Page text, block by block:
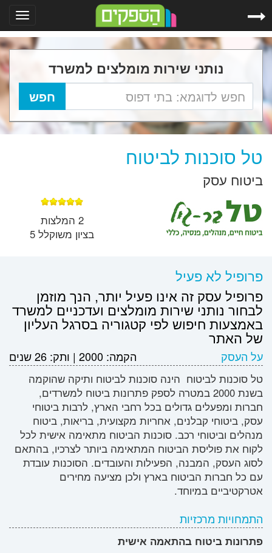
נותני שירות מומלצים למשרד
טל סוכנות לביטוח
ביטוח עסק
2 המלצות
בציון משוקלל 5
פרופיל לא פעיל
פרופיל עסק זה אינו פעיל יותר, הנך מוזמן
לבחור נותני שירות מומלצים ועדכניים למשרד
באמצעות חיפוש לפי קטגוריה בסרגל העליון
של האתר
על העסק הקמה: 2000
| ותק: 26 שנים
טל סוכנות לביטוח הינה סוכנות לביטוח ותיקה שהוקמה
בשנת 2000 במטרה לספק פתרונות ביטוח למשרדים,
חברות ומפעלים גדולים בכל רחבי הארץ, לרבות ביטוחי
עסק, ביטוחי קבלנים, אחריות מקצועית, בריאות, ביטוח
מנהלים וביטוחי רכב. סוכנות הביטוח מתאימה אישית לכל
לקוח את פוליסת הביטוח המתאימה ביותר לצרכיו, בהתאם
לסוג העסק, המבנה, הפעילות והעובדים. הסוכנות עובדת
עם כל חברות הביטוח בארץ ולכן מציעה מחירים
אטרקטיביים במיוחד.
התמחויות מרכזיות
פתרונות ביטוח בהתאמה אישית